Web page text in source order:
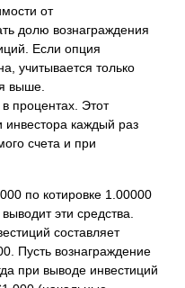
от
долю вознаграждения
Если опция
учитывается только
выше.
процентах. Этот
инвестора каждый раз
счета и при
по котировке 1.00000
эти средства.
составляет
Пусть вознаграждение
при выводе инвестиций